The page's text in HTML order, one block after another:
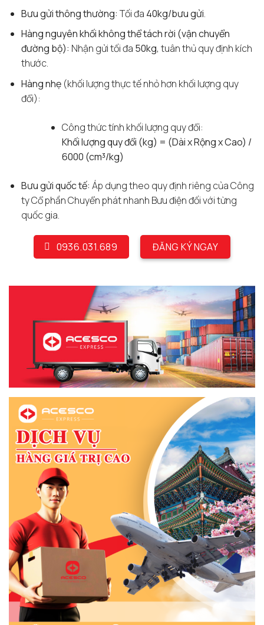
Bưu gửi thông thường: Tối đa 40kg/bưu gửi.
Hàng nguyên khối không thể tách rời (vận chuyển
đường bộ): Nhận gửi tối đa 50kg, tuân thủ quy định kích
thước.
Hàng nhẹ(khối lượng thực tế nhỏ hơn khối lượng quy
đổi):
Công thức tính khối lượng quy đổi:
Khối lượng quy đổi (kg) = (Dài x Rộng x Cao) /
6000 (cm³/kg)
Bưu gửi quốc tế: Áp dụng theo quy định riêng của Công
ty Cổ phần Chuyển phát nhanh Bưu điện đối với từng
quốc gia.
0936.031.689 ĐĂNG KÝ NGAY